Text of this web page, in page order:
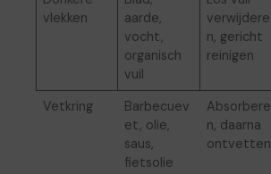
vlekken
aarde,
vocht,
organisch
vuil
verwijdere
n, gericht
reinigen
Vetkring
Barbecuev
et, olie,
saus,
fietsolie
Absorbere
n, daarna
ontvetten